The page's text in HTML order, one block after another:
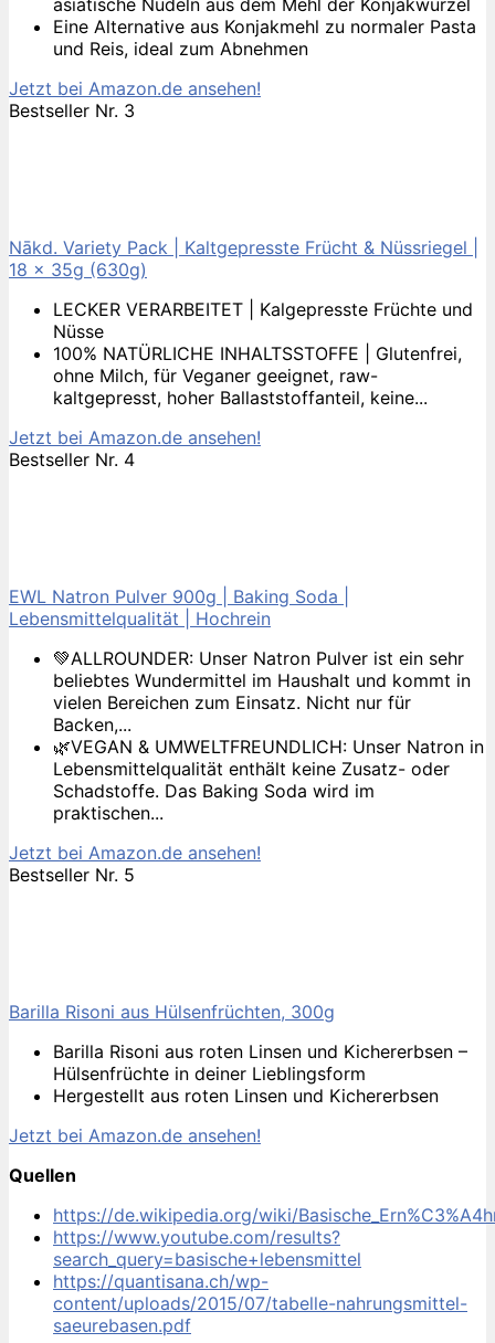
Eine Alternative aus Konjakmehl zu normaler Pasta
und Reis, ideal zum Abnehmen
Jetzt bei Amazon.de ansehen!
Bestseller Nr. 3
Nākd. Variety Pack | Kaltgepresste Frücht & Nüssriegel |
18 x 35g (630g)
LECKER VERARBEITET | Kalgepresste Früchte und
Nüsse
100% NATÜRLICHE INHALTSSTOFFE | Glutenfrei,
ohne Milch, für Veganer geeignet, raw-
kaltgepresst, hoher Ballaststoffanteil, keine...
Jetzt bei Amazon.de ansehen!
Bestseller Nr. 4
EWL Natron Pulver 900g | Baking Soda |
Lebensmittelqualität | Hochrein
💚ALLROUNDER: Unser Natron Pulver ist ein sehr
beliebtes Wundermittel im Haushalt und kommt in
vielen Bereichen zum Einsatz. Nicht nur für
Backen,...
🌿VEGAN & UMWELTFREUNDLICH: Unser Natron in
Lebensmittelqualität enthält keine Zusatz- oder
Schadstoffe. Das Baking Soda wird im
praktischen...
Jetzt bei Amazon.de ansehen!
Bestseller Nr. 5
Barilla Risoni aus Hülsenfrüchten, 300g
Barilla Risoni aus roten Linsen und Kichererbsen –
Hülsenfrüchte in deiner Lieblingsform
Hergestellt aus roten Linsen und Kichererbsen
Jetzt bei Amazon.de ansehen!
Quellen
https://de.wikipedia.org/wiki/
https://www.youtube.com/results?
search_query=basische+lebensmittel
https://quantisana.ch/wp-
content/uploads/2015/07/tabelle-nahrungsmittel-
saeurebasen.pdf